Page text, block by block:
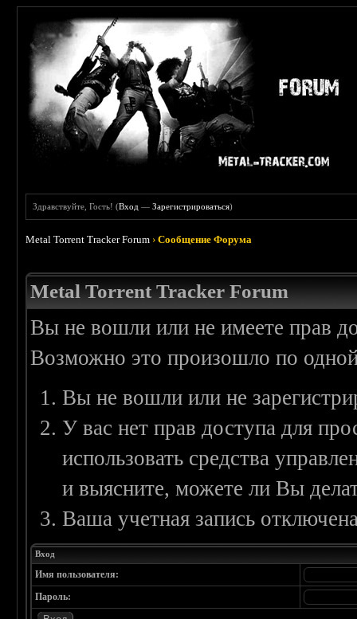
Здравствуйте, Гость! (Вход —Зарегистрироваться)
Metal Torrent Tracker Forum ›Сообщение Форума
Metal Torrent Tracker Forum
Вы не вошли или не имеете прав
Возможно это произошло по
Вы не вошли или не
У вас нет прав доступа для
использовать средства
и выясните, можете ли Вы
Ваша учетная запись
Вход
Имя пользователя:
Пароль: